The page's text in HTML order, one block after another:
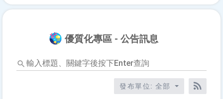
優質化專區 - 公告訊息
輸
入
發布單位: 全部
RSS訂